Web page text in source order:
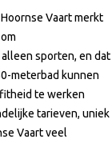
Vaart merkt
sporten, en dat
meterbad kunnen
te werken
tarieven, uniek
Vaart veel